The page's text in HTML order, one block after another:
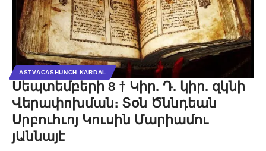
ASTVACASHUNCH KARDAL
Սեպտեմբերի 8 † Կիր. Դ. կիր. զկնի
Վերափոխման։ Տօն Ծննդեան
Սրբուհւոյ Կուսին Մարիամու
յԱննայէ